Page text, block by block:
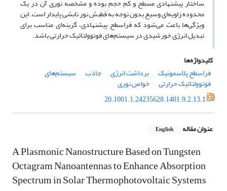
ساختار پیشنهادی مسطح و کم حجم بوده و مشخصه نوری آن در یک
محدوده زاویه‌ای وسیع بدون توجه به قطبش نور تابشی پایدار است. این
ویژگی‌ها باعث می‌شود که فراسطح پیشنهادی، گزینه‌ای مناسب برای
تبدیل انرژی خورشیدی در سیستم‌های فوتوولتائیک حرارتی باشد.
کلیدواژه‌ها
فراسطح پلاسمونیک
برداشت انرژی جاذب سیستم‌های
فوتوولتائیک حرارتی
خواص نوری
20.1001.1.24235628.1401.9.2.13.1
عنوان مقاله English
A Plasmonic Nanostructure Based on Tungsten
Octagram Nanoantennas to Enhance Absorption
Spectrum in Solar Thermophotovoltaic Systems